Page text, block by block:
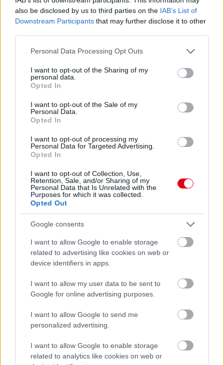
also be disclosed by us to third parties on the IAB’s List of
Downstream Participants that may further disclose it to other
Please note that this website/app uses one or more Google
not limited to your visit or usage behaviour. You may click to
grant or deny consent to Google and its third-party tags to
use your data for below specified purposes in below Google
consent section.
Personal Data Processing Opt Outs
I want to opt-out of the Sharing of my
personal data.
Opted In
I want to opt-out of the Sale of my
Personal Data.
Opted In
I want to opt-out of processing my
Personal Data for Targeted Advertising.
Opted In
I want to opt-out of Collection, Use,
Retention, Sale, and/or Sharing of my
Personal Data that Is Unrelated with the
Purposes for which it was collected.
Opted Out
Google consents
I want to allow Google to enable storage
related to advertising like cookies on web or
device identifiers in apps.
I want to allow my user data to be sent to
Google for online advertising purposes.
I want to allow Google to send me
personalized advertising.
I want to allow Google to enable storage
related to analytics like cookies on web or
sorozatban hetedik alkalommal végzett az első hat között, ami
éles ellentétben áll elődei eredményeivel. Mekies a De
Telegraafnak nyilatkozva elégedetten beszélt versenyzőjéről: „Jó
hír, hogy hosszú idő után végre erős második versenyzőnk van.
és nagyon sokat tanult a csapattól, valamint Maxtól.”
Bár a Red Bull csapatfőnöke nem jelentette ki egyértelműen,
hogy Hadjar 2027-ben is a csapatnál marad, szavai alapján ez
tűnik a legvalószínűbb forgatókönyvnek. Eközben Max
világbajnokot szerződés köti az istállóhoz: „Az is jó hír,
különösen Max számára, hogy a két autónk teljesítménye
mindenki láthatja, hogy Isack kiváló munkát végez. Ezért logikus
döntést fogunk hozni.”
11 napja